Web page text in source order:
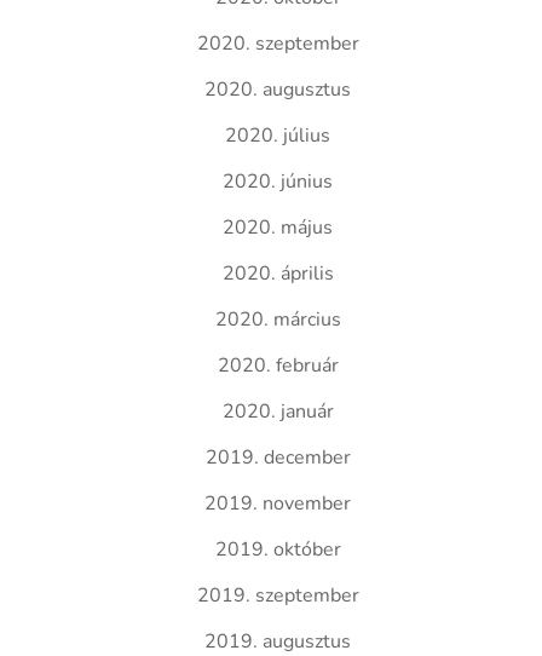
2020. szeptember
2020. augusztus
2020. július
2020. június
2020. május
2020. április
2020. március
2020. február
2020. január
2019. december
2019. november
2019. október
2019. szeptember
2019. augusztus